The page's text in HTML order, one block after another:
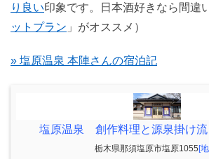
り良い印象です。日本酒好きなら間違
ットプラン 」がオススメ）
» 塩原温泉 本陣さんの宿泊記
塩原温泉 創作料理と源泉掛け
栃木県那須塩原市塩原1055 [